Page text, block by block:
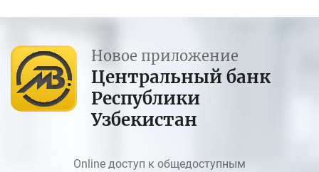
Новое приложение
Центральный банк
Республики
Узбекистан
Online доступ к общедоступным